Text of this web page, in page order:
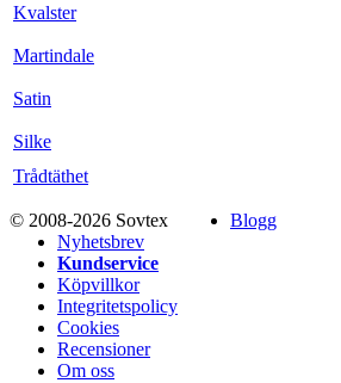
Kvalster
Martindale
Satin
Silke
Trådtäthet
© 2008-2026 Sovtex
Blogg
Nyhetsbrev
Kundservice
Köpvillkor
Integritetspolicy
Cookies
Recensioner
Om oss